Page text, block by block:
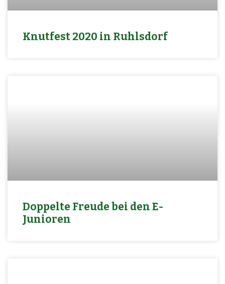
Knutfest 2020 in Ruhlsdorf
Doppelte Freude bei den E-
Junioren